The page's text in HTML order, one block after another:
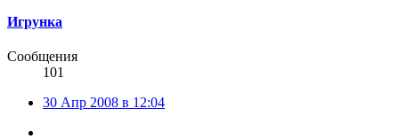
Игрунка
Сообщения
101
30 Апр 2008 в 12:04